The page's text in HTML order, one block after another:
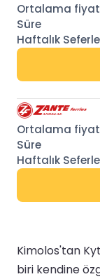
Kimolos'tan
biri kendine